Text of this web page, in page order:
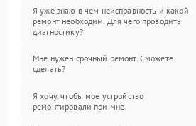
Я уже знаю в чем неисправность и какой
ремонт необходим. Для чего проводить
диагностику?
Мне нужен срочный ремонт. Сможете
сделать?
Я хочу, чтобы мое устройство
ремонтировали при мне.